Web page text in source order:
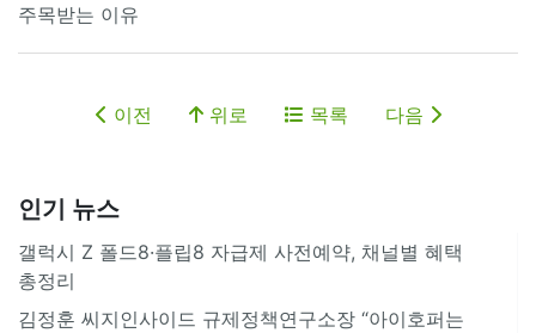
주목받는 이유
이전 위로 목록 다음
인기 뉴스
갤럭시 Z 폴드8·플립8 자급제 사전예약, 채널별 혜택
총정리
김정훈 씨지인사이드 규제정책연구소장 “아이호퍼는